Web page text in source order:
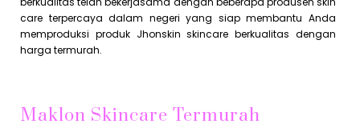
care terpercaya dalam negeri yang siap membantu Anda
memproduksi produk Jhonskin skincare berkualitas dengan
harga termurah.
Maklon Skincare Termurah